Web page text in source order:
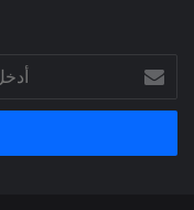
بريدك
الإلكتروني